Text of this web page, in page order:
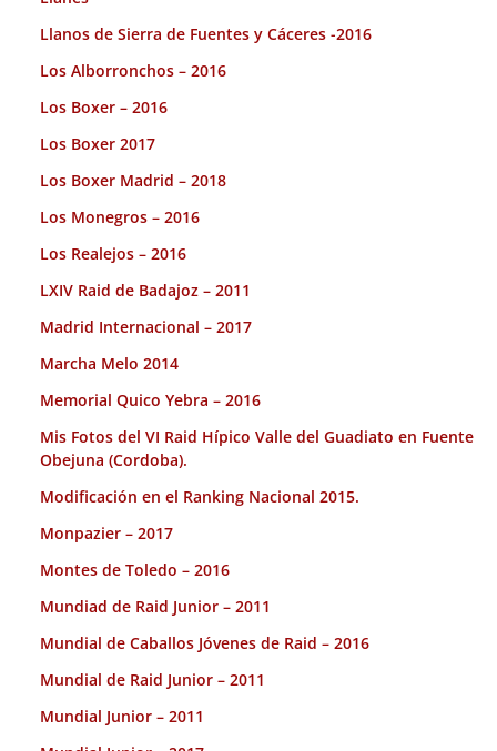
Llanos de Sierra de Fuentes y Cáceres -2016
Los Alborronchos – 2016
Los Boxer – 2016
Los Boxer 2017
Los Boxer Madrid – 2018
Los Monegros – 2016
Los Realejos – 2016
LXIV Raid de Badajoz – 2011
Madrid Internacional – 2017
Marcha Melo 2014
Memorial Quico Yebra – 2016
Mis Fotos del VI Raid Hípico Valle del Guadiato en Fuente
Obejuna (Cordoba).
Modificación en el Ranking Nacional 2015.
Monpazier – 2017
Montes de Toledo – 2016
Mundiad de Raid Junior – 2011
Mundial de Caballos Jóvenes de Raid – 2016
Mundial de Raid Junior – 2011
Mundial Junior – 2011